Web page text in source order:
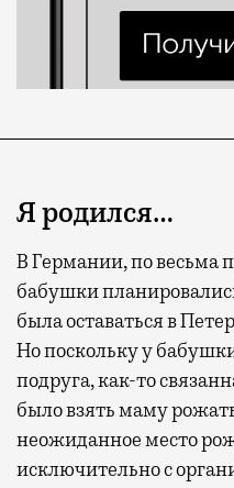
Современный
с собой не только
А ожидание рейса все
не в потерянное время,
спокойно закончить дела
активности в
Я родился…
В Германии, по весьма
бабушки
была оставаться в
Но поскольку у
подруга, как-то
было взять маму
неожиданное место
исключительно с